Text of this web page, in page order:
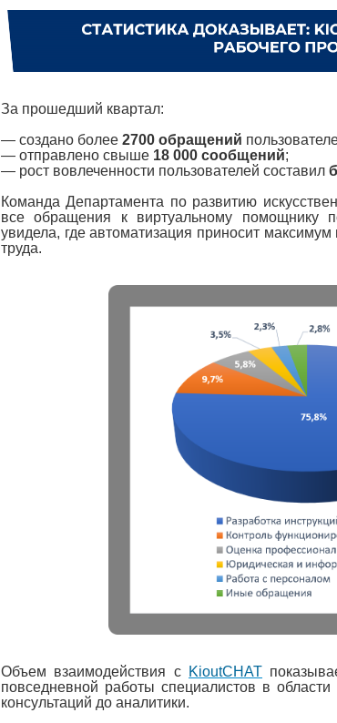
За прошедший квартал:
— создано более 2700 обращений
— отправлено свыше 18 000 сообщений;
— рост вовлеченности пользователей составил
Команда Департамента по развитию
все обращения к виртуальному помощнику
увидела, где автоматизация приносит
труда.
Объем взаимодействия с KioutCHAT
повседневной работы специалистов в
консультаций до аналитики.